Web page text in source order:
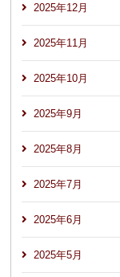
2025年12月
2025年11月
2025年10月
2025年9月
2025年8月
2025年7月
2025年6月
2025年5月